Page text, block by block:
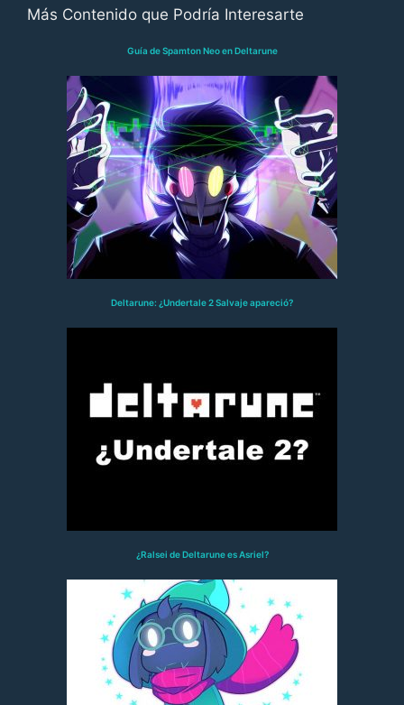
Más Contenido que Podría Interesarte
Guía de Spamton Neo en Deltarune
Deltarune: ¿Undertale 2 Salvaje apareció?
¿Ralsei de Deltarune es Asriel?